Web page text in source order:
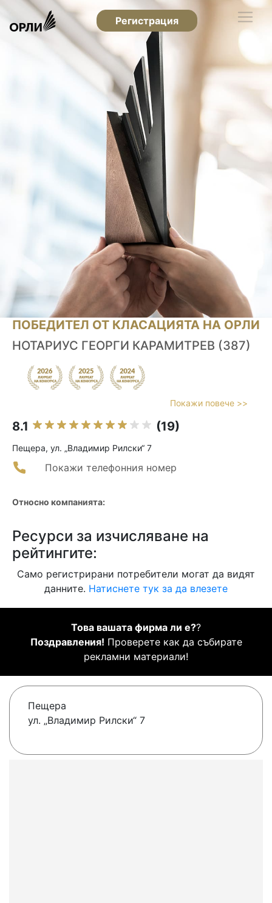
Регистрация
ПОБЕДИТЕЛ ОТ КЛАСАЦИЯТА НА ОРЛИ
НОТАРИУС ГЕОРГИ КАРАМИТРЕВ (387)
Покажи повече >>
8.1 (19)
Пещера, ул. „Владимир Рилски“ 7
Покажи телефонния номер
Относно компанията:
Ресурси за изчисляване на
рейтингите:
Само регистрирани потребители могат да видят
данните. Натиснете тук за да влезете
Това вашата фирма ли е??
Поздравления! Проверете как да събирате
рекламни материали!
Пещера
ул. „Владимир Рилски“ 7